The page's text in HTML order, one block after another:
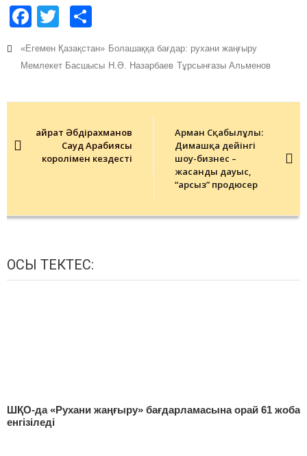
Facebook
Twitter
«Егемен Қазақстан» Болашаққа бағдар: рухани жаңғыру
Мемлекет Басшысы Н.Ә. Назарбаев Тұрсынғазы Альменов
navigation
Қайрат Әбдірахманов
Сауд Арабиясы
королімен кездесті
Арман Сқабылұлы:
Димашқа дейінгі
шоу-бизнес –
жасанды дауыс,
“арсыз” продюсер
ОСЫ ТЕКТЕС:
ШҚО-да «Рухани жаңғыру» бағдарламасына орай 61 жоба
енгізіледі